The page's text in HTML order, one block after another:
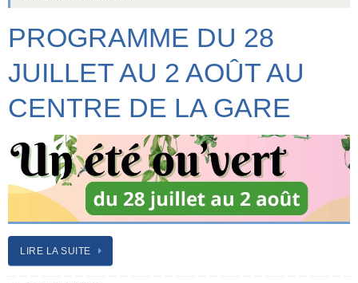
PROGRAMME DU 28
JUILLET AU 2 AOÛT AU
CENTRE DE LA GARE
LIRE LA SUITE